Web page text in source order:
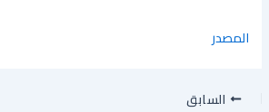
المصدر
السابق